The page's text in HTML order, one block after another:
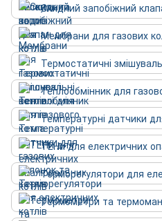
Скидний запобіжний
Мембрани для газових
Термостатичні
Теплообмінник для
Температурні датчики
ТЕНи для електричних
Терморегулятори для